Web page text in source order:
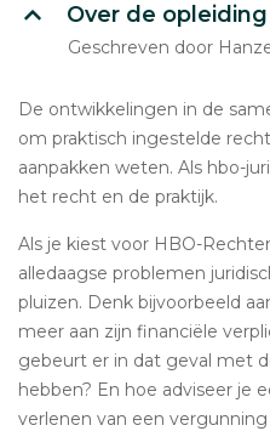
Over de opleiding
Geschreven door
De ontwikkelingen in de
om praktisch ingestelde
aanpakken weten. Als hbo-
het recht en de praktijk.
Als je kiest voor HBO-
alledaagse problemen
pluizen. Denk bijvoorbeeld
meer aan zijn financiële
gebeurt er in dat geval met
hebben? En hoe adviseer je
verlenen van een